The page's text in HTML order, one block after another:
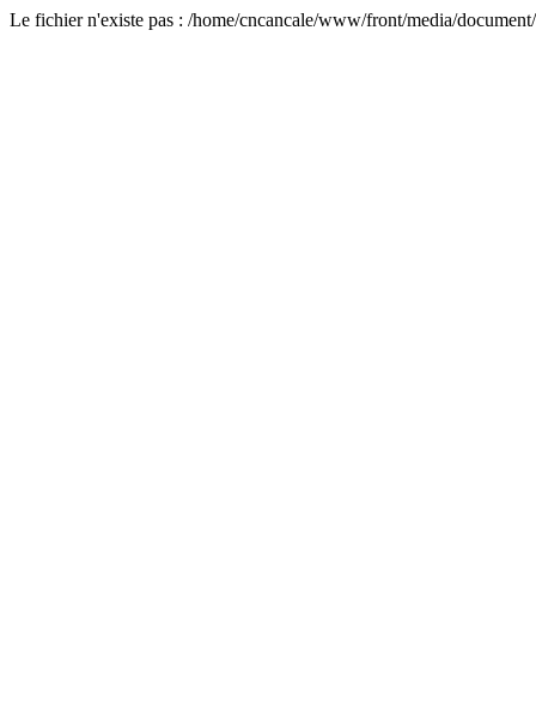
Le fichier n'existe pas : /home/cncancale/www/front/media/